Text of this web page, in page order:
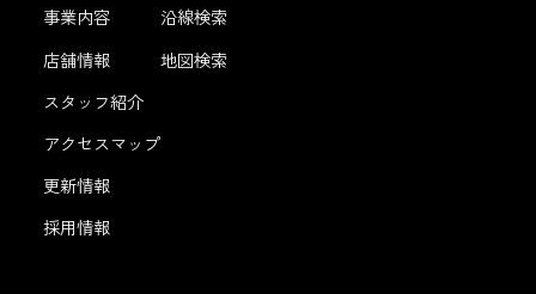
事業内容
店舗情報
スタッフ紹介
アクセスマップ
更新情報
採用情報
沿線検索
地図検索